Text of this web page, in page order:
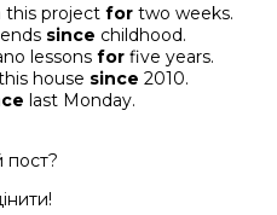
this project for two weeks.
since childhood.
lessons for five years.
house since 2010.
last Monday.
пост?